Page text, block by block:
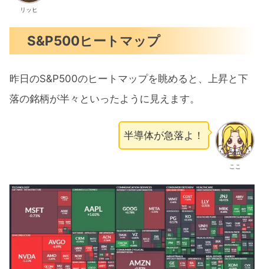
リッヒ
S&P500ヒートマップ
昨日のS&P500のヒートマップを眺めると、上昇と下
落の銘柄が半々といったように見えます。
ここ
半導体が急落よ！